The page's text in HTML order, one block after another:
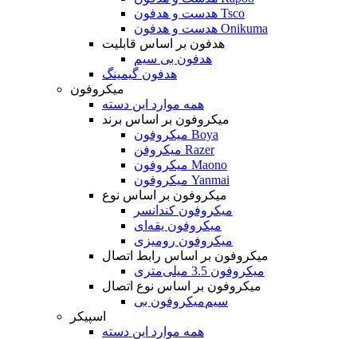
هدست و هدفون Tsco
هدست و هدفون Onikuma
هدفون بر اساس قابلیت
هدفون بی سیم
هدفون گیمینگ
میکروفون
همه موارد این دسته
میکروفون بر اساس برند
میکروفون Boya
میکروفن Razer
میکروفون Maono
میکروفون Yanmai
میکروفون بر اساس نوع
میکروفون کندانسر
میکروفون یقه‌ای
میکروفون رومیزی
میکروفون بر اساس رابط اتصال
میکروفون 3.5 میلی‌متری
میکروفون بر اساس نوع اتصال
میکروفون بی‌‎سیم
اسپیکر
همه موارد این دسته